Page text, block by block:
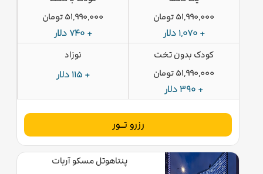
51,990,000 تومان
+ 1,070 دلار
51,990,000 تومان
+ 740 دلار
کودک بدون تخت
51,990,000 تومان
+ 390 دلار
نوزاد
+ 115 دلار
رزرو تــور
پنتاهوتل مسکو آربات